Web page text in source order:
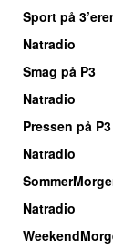
Sport på
Natradio
Smag på P3
Natradio
Pressen på P3
Natradio
Natradio